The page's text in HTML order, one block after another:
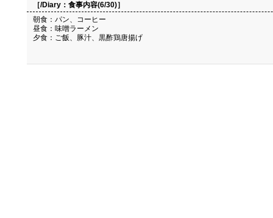
［/Diary： 食事内容(6/30)］
朝食：パン、コーヒー
昼食：味噌ラーメン
夕食：ご飯、豚汁、黒酢鶏唐揚げ